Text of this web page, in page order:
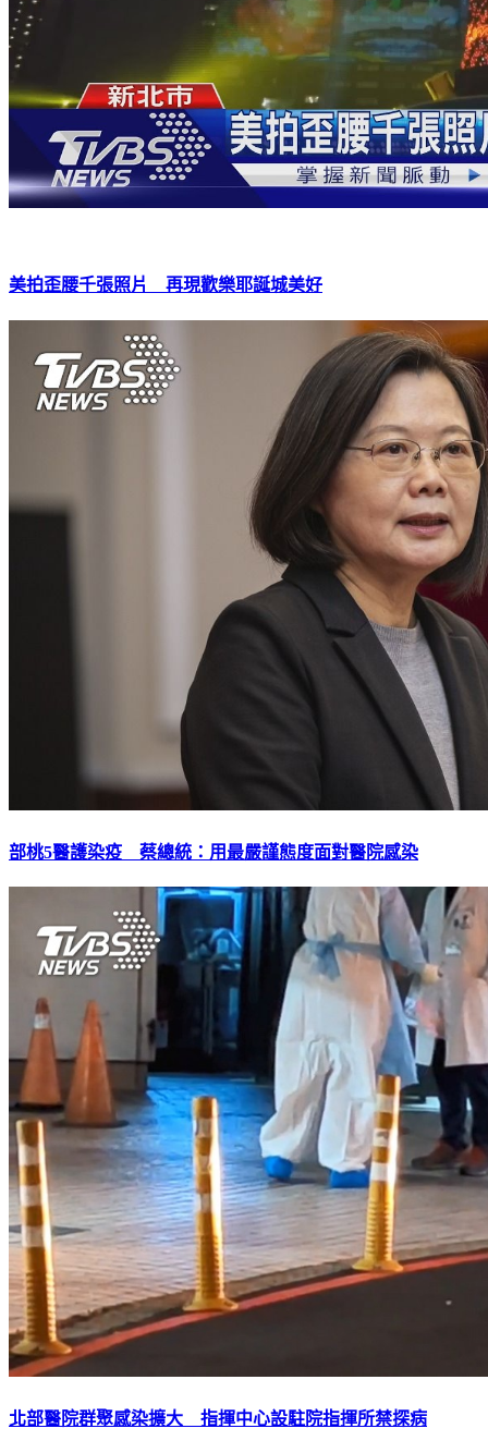
美拍歪腰千張照片 再現歡樂耶誕城美好
部桃5醫護染疫 蔡總統：用最嚴謹態度面對醫院感染
北部醫院群聚感染擴大 指揮中心設駐院指揮所禁探病